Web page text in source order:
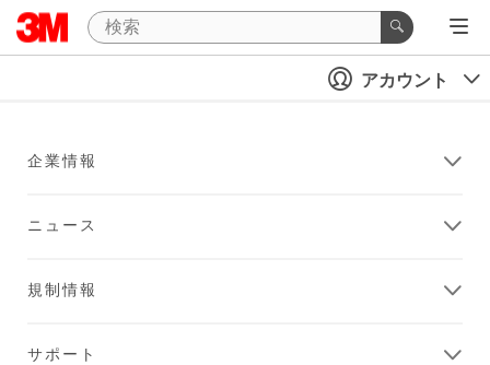
アカウント
企業情報
ニュース
規制情報
サポート